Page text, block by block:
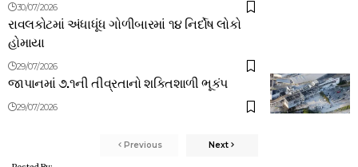
30/07/2026
રાવલકોટમાં અંધાધૂંધ ગોળીબારમાં ૧૪ નિર્દોષ લોકો
હોમાયા
29/07/2026
જાપાનમાં ૭.૧ની તીવ્રતાનો શક્તિશાળી ભૂકંપ
29/07/2026
Previous Next